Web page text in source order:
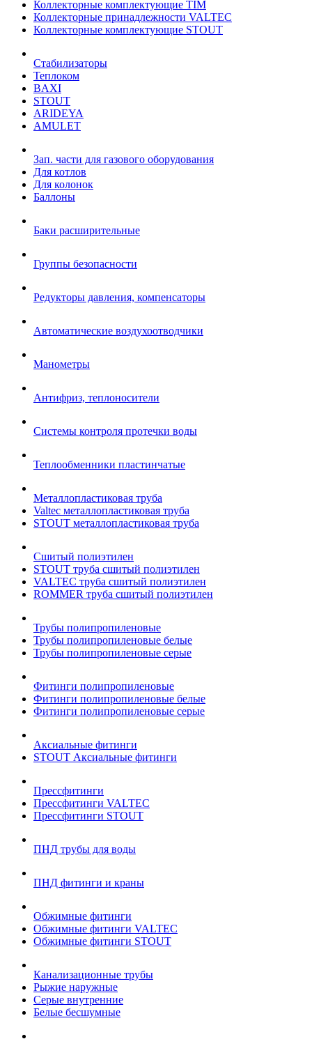
Коллекторные комплектующие TIM
Коллекторные принадлежности VALTEC
Коллекторные комплектующие STOUT
Стабилизаторы
Теплоком
BAXI
STOUT
ARIDEYA
AMULET
Зап. части для газового оборудования
Для котлов
Для колонок
Баллоны
Баки расширительные
Группы безопасности
Редукторы давления, компенсаторы
Автоматические воздухоотводчики
Манометры
Антифриз, теплоносители
Системы контроля протечки воды
Теплообменники пластинчатые
Металлопластиковая труба
Valtec металлопластиковая труба
STOUT металлопластиковая труба
Сшитый полиэтилен
STOUT труба сшитый полиэтилен
VALTEC труба сшитый полиэтилен
ROMMER труба сшитый полиэтилен
Трубы полипропиленовые
Трубы полипропиленовые белые
Трубы полипропиленовые серые
Фитинги полипропиленовые
Фитинги полипропиленовые белые
Фитинги полипропиленовые серые
Аксиальные фитинги
STOUT Аксиальные фитинги
Прессфитинги
Прессфитинги VALTEC
Прессфитинги STOUT
ПНД трубы для воды
ПНД фитинги и краны
Обжимные фитинги
Обжимные фитинги VALTEC
Обжимные фитинги STOUT
Канализационные трубы
Рыжие наружные
Серые внутренние
Белые бесшумные